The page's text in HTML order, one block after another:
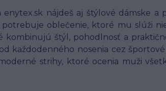
nájdeš aj štýlové dámske a
oblečenie, ktoré mu slúži
štýl, pohodlnosť a
každodenného nosenia cez
strihy, ktoré ocenia muži